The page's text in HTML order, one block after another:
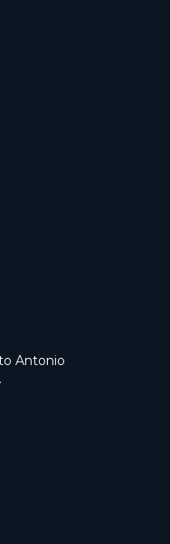
Antonio